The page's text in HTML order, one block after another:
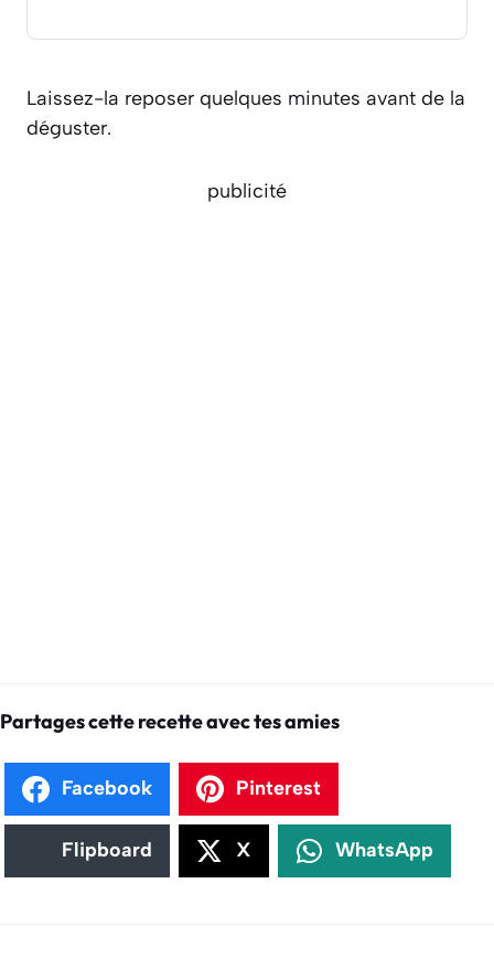
Laissez-la reposer quelques minutes avant de la
déguster.
publicité
Partages cette recette avec tes amies
Facebook Pinterest
Flipboard X WhatsApp